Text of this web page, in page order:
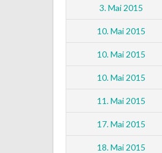
3. Mai 2015
10. Mai 2015
10. Mai 2015
10. Mai 2015
11. Mai 2015
17. Mai 2015
18. Mai 2015